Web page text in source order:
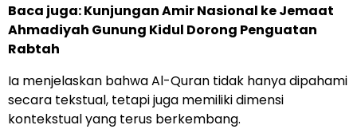
Baca juga:Kunjungan Amir Nasional ke Jemaat
Ahmadiyah Gunung Kidul Dorong Penguatan
Rabtah
Ia menjelaskan bahwa Al-Quran tidak hanya dipahami
secara tekstual, tetapi juga memiliki dimensi
kontekstual yang terus berkembang.